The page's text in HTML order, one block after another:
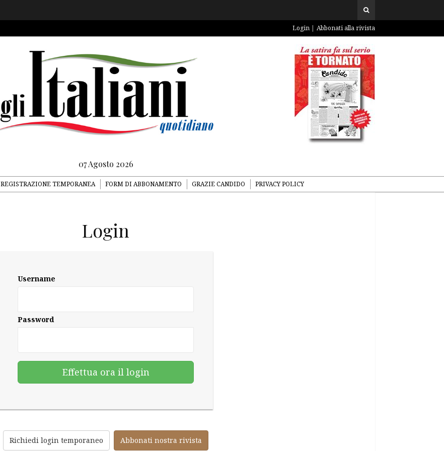
Login Abbonati alla rivista
07 Agosto 2026
REGISTRAZIONE TEMPORANEA FORM DI ABBONAMENTO GRAZIE CANDIDO PRIVACY POLICY
Login
Username
Password
Richiedi login temporaneo Abbonati nostra rivista